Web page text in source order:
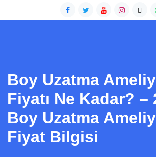
Boy Uzatma
Fiyatı Ne Kadar? –
Boy Uzatma
Fiyat Bilgisi